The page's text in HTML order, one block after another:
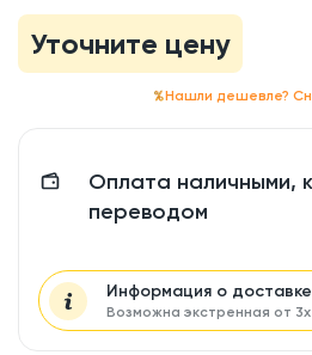
Уточните цену
Нашли дешевле?
Оплата наличными,
переводом
Информация о доставке
Возможна экстренная от